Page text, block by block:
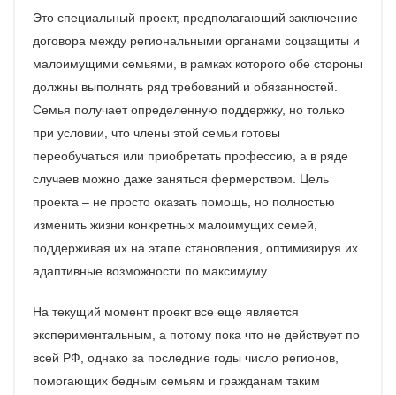
Это специальный проект, предполагающий заключение
договора между региональными органами соцзащиты и
малоимущими семьями, в рамках которого обе стороны
должны выполнять ряд требований и обязанностей.
Семья получает определенную поддержку, но только
при условии, что члены этой семьи готовы
переобучаться или приобретать профессию, а в ряде
случаев можно даже заняться фермерством. Цель
проекта – не просто оказать помощь, но полностью
изменить жизни конкретных малоимущих семей,
поддерживая их на этапе становления, оптимизируя их
адаптивные возможности по максимуму.
На текущий момент проект все еще является
экспериментальным, а потому пока что не действует по
всей РФ, однако за последние годы число регионов,
помогающих бедным семьям и гражданам таким